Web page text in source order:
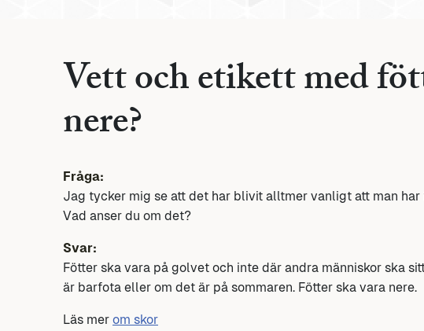
Vett och etikett med
nere?
Fråga:
Jag tycker mig se att det har blivit alltmer vanligt att man
Vad anser du om det?
Svar:
Fötter ska vara på golvet och inte där andra människor ska
är barfota eller om det är på sommaren. Fötter ska vara nere.
Läs mer om skor